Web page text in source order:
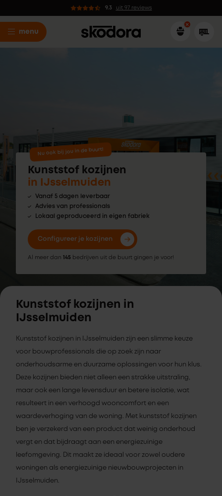
9.3 uit 97 reviews
menu
Nu ook bij jou in de buurt!
Kunststof kozijnen
in IJsselmuiden
Vanaf 5 dagen leverbaar
Advies van professionals
Lokaal geproduceerd in eigen fabriek
Configureer je kozijnen
Al meer dan 145 bedrijven uit de buurt gingen je voor!
Kunststof kozijnen in
IJsselmuiden
Kunststof kozijnen in IJsselmuiden zijn een slimme keuze
voor bouwprofessionals die op zoek zijn naar
onderhoudsarme en duurzame oplossingen voor hun klus.
Deze kozijnen bieden niet alleen een strakke uitstraling,
maar ook een lange levensduur en betere isolatie, wat
resulteert in een verhoogd wooncomfort en een
waardeverhoging van de woning. Met kunststof kozijnen
ben je verzekerd van een product dat weinig onderhoud
vergt en dat bijdraagt aan een energiezuinige
leefomgeving. Dit maakt ze ideaal voor zowel oudere
woningen als energiezuinige nieuwbouwprojecten in
IJsselmuiden.